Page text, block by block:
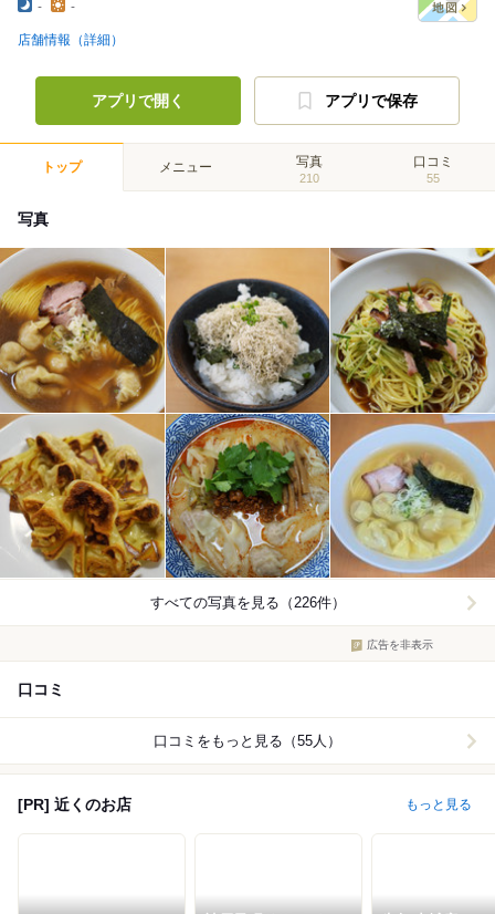
- -
店舗情報（詳細）
アプリで開く アプリで保存
トップ メニュー 写真
210
口コミ
55
写真
すべての写真を見る（226件）
広告を非表示
口コミ
口コミをもっと見る（55人）
[PR] 近くのお店 もっと見る